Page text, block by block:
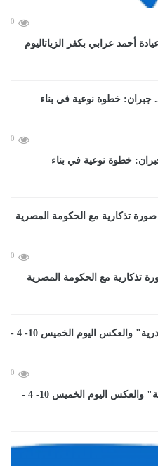
0
أحمد عرابي بكفر الزياتاليوم
0
خطوة نوعية في بناء
0
تذكارية مع الحكومة المصرية
0
مواعيد قطارات "القاهرة - الإسكندرية" والعكس اليوم الخميس 10- 4 -